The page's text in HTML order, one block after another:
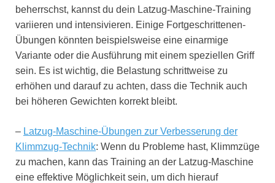
beherrschst, kannst du dein Latzug-Maschine-Training
variieren und intensivieren. Einige Fortgeschrittenen-
Übungen könnten beispielsweise eine einarmige
Variante oder die Ausführung mit einem speziellen Griff
sein. Es ist wichtig, die Belastung schrittweise zu
erhöhen und darauf zu achten, dass die Technik auch
bei höheren Gewichten korrekt bleibt.
– Latzug-Maschine-Übungen zur Verbesserung der
Klimmzug-Technik: Wenn du Probleme hast, Klimmzüge
zu machen, kann das Training an der Latzug-Maschine
eine effektive Möglichkeit sein, um dich hierauf